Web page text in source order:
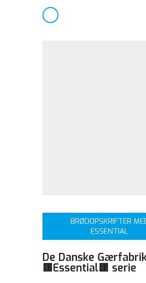
BRØDOPSKRIFTER
ESSENTIAL
De Danske
🟥Essential🟥 serie